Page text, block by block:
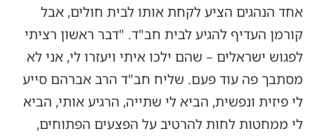
אחד הנהגים הציע לקחת אותו לבית חולים, אבל
קורמן העדיף להגיע לבית חב"ד. "דבר ראשון רציתי
לפגוש ישראלים – שהם ילכו איתי ויעזרו לי, אני לא
מסתבך פה עוד פעם. שליח חב"ד הרב אברהם סייע
לי פיזית ונפשית, הביא לי שתייה, הרגיע אותי, הביא
לי ממחטות לחות להרטיב על הפצעים הפתוחים,